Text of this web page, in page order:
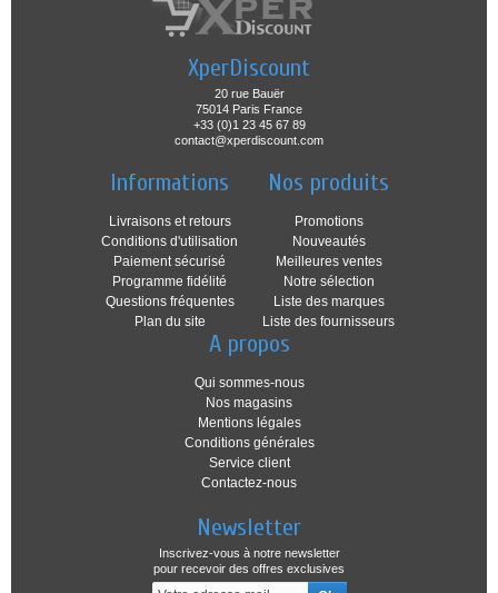
XperDiscount
20 rue Bauër
75014 Paris France
+33 (0)1 23 45 67 89
contact@xperdiscount.com
Informations
Livraisons et retours
Conditions d'utilisation
Paiement sécurisé
Programme fidélité
Questions fréquentes
Plan du site
Nos produits
Promotions
Nouveautés
Meilleures ventes
Notre sélection
Liste des marques
Liste des fournisseurs
A propos
Qui sommes-nous
Nos magasins
Mentions légales
Conditions générales
Service client
Contactez-nous
Newsletter
Inscrivez-vous à notre newsletter
pour recevoir des offres exclusives